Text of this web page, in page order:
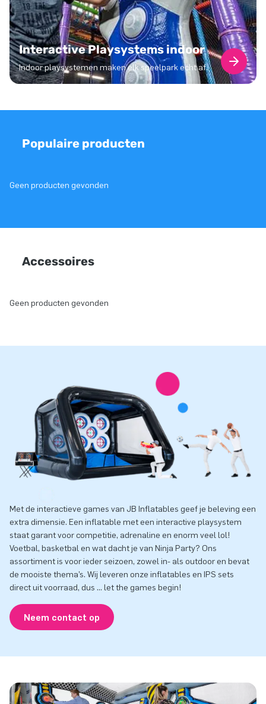
Interactive Playsystems indoor
Indoor playsystemen maken elk speelpark echt af.
Populaire producten
Geen producten gevonden
Accessoires
Geen producten gevonden
Met de interactieve games van JB Inflatables geef je beleving een
extra dimensie. Een inflatable met een interactive playsystem
staat garant voor competitie, adrenaline en enorm veel lol!
Voetbal, basketbal en wat dacht je van Ninja Party? Ons
assortiment is voor ieder seizoen, zowel in- als outdoor en bevat
de mooiste thema’s. Wij leveren onze inflatables en IPS sets
direct uit voorraad, dus ... let the games begin!
Neem contact op